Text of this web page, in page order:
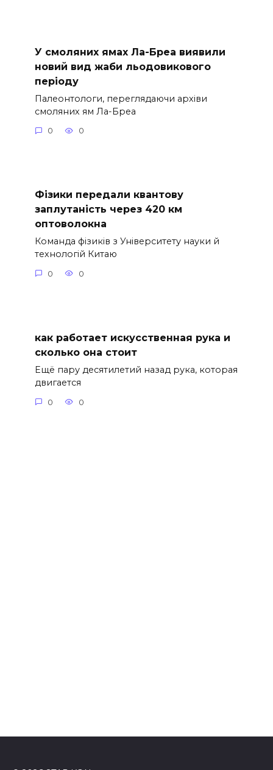
У смоляних ямах Ла-Бреа виявили
новий вид жаби льодовикового
періоду
Палеонтологи, переглядаючи архіви
смоляних ям Ла-Бреа
0 0
Фізики передали квантову
заплутаність через 420 км
оптоволокна
Команда фізиків з Університету науки й
технологій Китаю
0 0
как работает искусственная рука и
сколько она стоит
Ещё пару десятилетий назад рука, которая
двигается
0 0